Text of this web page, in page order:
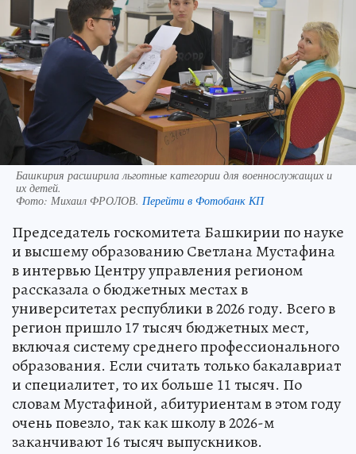
Башкирия расширила льготные категории для военнослужащих и
их детей.
Фото: Михаил ФРОЛОВ. Перейти в Фотобанк КП
Председатель госкомитета Башкирии по науке
и высшему образованию Светлана Мустафина
в интервью Центру управления регионом
рассказала о бюджетных местах в
университетах республики в 2026 году. Всего в
регион пришло 17 тысяч бюджетных мест,
включая систему среднего профессионального
образования. Если считать только бакалавриат
и специалитет, то их больше 11 тысяч. По
словам Мустафиной, абитуриентам в этом году
очень повезло, так как школу в 2026-м
заканчивают 16 тысяч выпускников.